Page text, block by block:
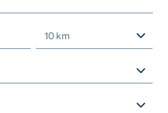
10 km